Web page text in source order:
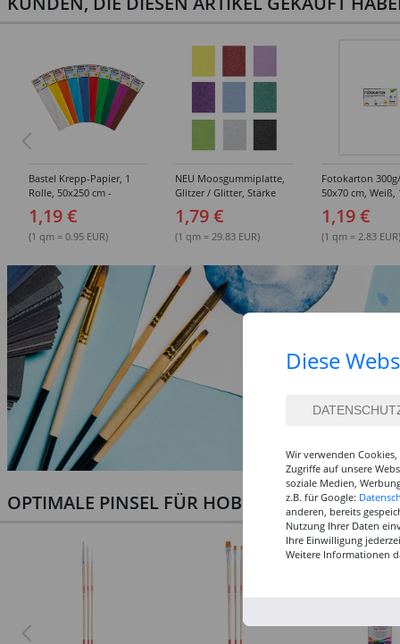
Bastel Krepp-Papier, 1
Rolle, 50x250 cm -
Verschiedene Farbtöne
1,19 €
(1 qm = 0.95 EUR)
NEU Moosgummiplatte,
Glitzer / Glitter, Stärke
2mm, Größe 20x30cm -
Verschiedene Farben
1,79 €
(1 qm = 29.83 EUR)
Fotokarton
50x70 cm, Weiß,
1,19 €
(1 qm = 2.83 EUR)
OPTIMALE PINSEL FÜR HOBBY & KUNST
Diese
Wir verwenden
Zugriffe auf unsere
soziale Medien,
z.B. für Google:
anderen, bereits
Nutzung Ihrer Daten
Ihre Einwilligung
Weitere Informationen